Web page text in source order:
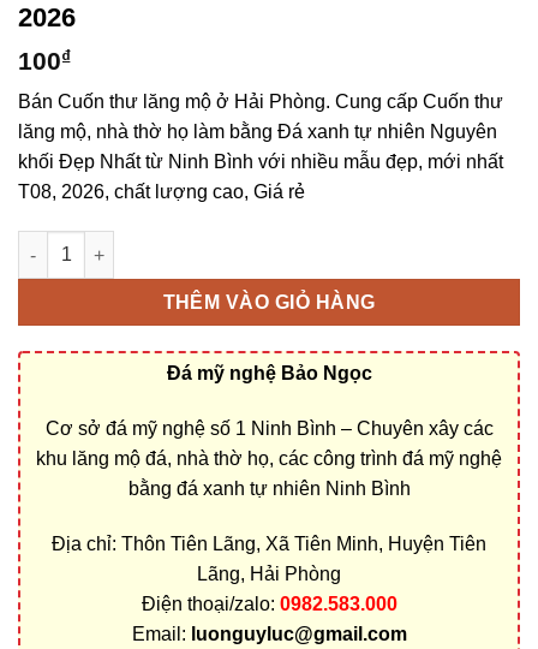
2026
100₫
Bán Cuốn thư lăng mộ ở Hải Phòng. Cung cấp Cuốn thư
lăng mộ, nhà thờ họ làm bằng Đá xanh tự nhiên Nguyên
khối Đẹp Nhất từ Ninh Bình với nhiều mẫu đẹp, mới nhất
T08, 2026, chất lượng cao, Giá rẻ
Cuốn thư lăng mộ ở Hải Phòng bằng Đá xanh tự nhiên
THÊM VÀO GIỎ HÀNG
Đá mỹ nghệ Bảo Ngọc
Cơ sở đá mỹ nghệ số 1 Ninh Bình – Chuyên xây các
khu lăng mộ đá, nhà thờ họ, các công trình đá mỹ nghệ
bằng đá xanh tự nhiên Ninh Bình
Địa chỉ: Thôn Tiên Lãng, Xã Tiên Minh, Huyện Tiên
Lãng, Hải Phòng
Điện thoại/zalo: 0982.583.000
Email: luonguyluc@gmail.com